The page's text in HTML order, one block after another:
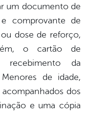
um documento de
comprovante de
dose de reforço,
o cartão de
recebimento da
de idade,
dos
e uma cópia